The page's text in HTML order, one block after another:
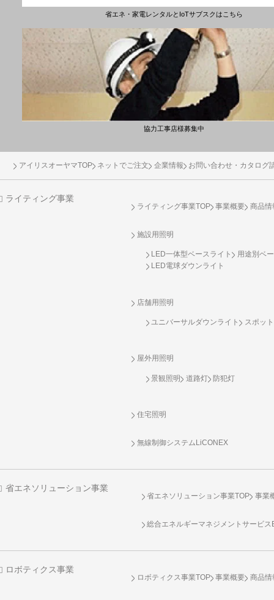
省エネ・家電レンタルとIoTサブスクはこちら
協力工事店様募集中
アイリスオーヤマTOP ネットでご注文 企業情報 お問い合わせ・カタログ
ライティング事業
ライティング事業TOP 事業概要 商品情
施設用照明
LED一体型ベースライト
用途別ベ
LED電球ダウンライト
店舗用照明
ユニバーサルダウンライト スポッ
屋外用照明
景観照明 道路灯 防犯灯
住宅照明
無線制御システム LiCONEX
省エネソリューション事業
省エネソリューション事業TOP 事業
総合エネルギーマネジメントサービ
ロボティクス事業
ロボティクス事業TOP 事業概要 商品情